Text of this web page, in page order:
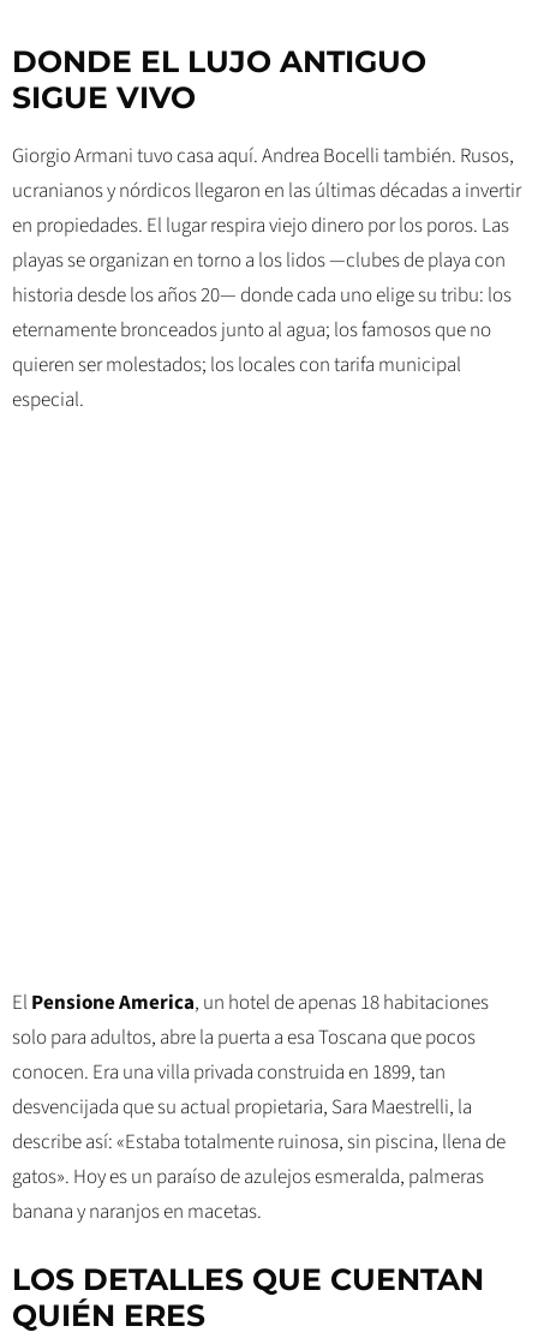
DONDE EL LUJO ANTIGUO
SIGUE VIVO
Giorgio Armani tuvo casa aquí. Andrea Bocelli también. Rusos,
ucranianos y nórdicos llegaron en las últimas décadas a invertir
en propiedades. El lugar respira viejo dinero por los poros. Las
playas se organizan en torno a los lidos —clubes de playa con
historia desde los años 20— donde cada uno elige su tribu: los
eternamente bronceados junto al agua; los famosos que no
quieren ser molestados; los locales con tarifa municipal
especial.
El Pensione America, un hotel de apenas 18 habitaciones
solo para adultos, abre la puerta a esa Toscana que pocos
conocen. Era una villa privada construida en 1899, tan
desvencijada que su actual propietaria, Sara Maestrelli, la
describe así: «Estaba totalmente ruinosa, sin piscina, llena de
gatos». Hoy es un paraíso de azulejos esmeralda, palmeras
banana y naranjos en macetas.
LOS DETALLES QUE CUENTAN
QUIÉN ERES